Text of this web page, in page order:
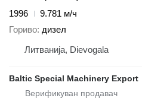
1996
9.781 м/ч
Гориво дизел
Литванија, Dievogala
Baltic Special Machinery Export